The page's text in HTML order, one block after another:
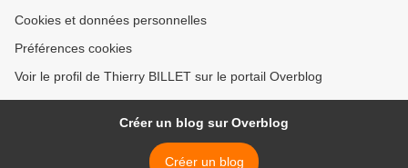
Cookies et données personnelles
Préférences cookies
Voir le profil de Thierry BILLET sur le portail Overblog
Créer un blog sur Overblog
Créer un blog